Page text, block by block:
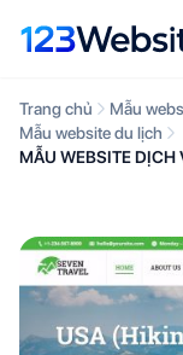
Trang chủ Mẫu
Mẫu website du lịch
MẪU WEBSITE DỊCH